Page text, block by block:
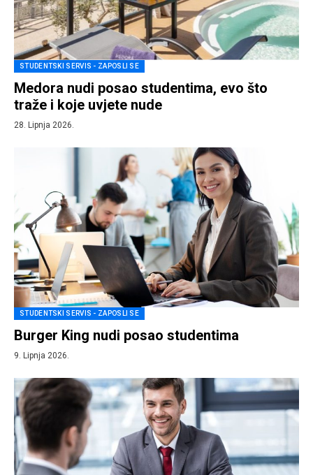
STUDENTSKI SERVIS - ZAPOSLI SE
Medora nudi posao studentima, evo što
traže i koje uvjete nude
28. Lipnja 2026.
STUDENTSKI SERVIS - ZAPOSLI SE
Burger King nudi posao studentima
9. Lipnja 2026.